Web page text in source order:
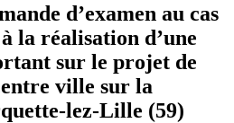
d’examen au cas
la réalisation d’une
sur le projet de
ville sur la
lez-Lille (59)